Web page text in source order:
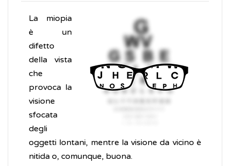
La miopia
è un
difetto
della vista
che
provoca la
visione
sfocata
degli
oggetti lontani, mentre la visione da vicino è
nitida o, comunque, buona.